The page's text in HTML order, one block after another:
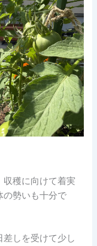
穫に向けて着実
の勢いも十分で
しを受けて少し